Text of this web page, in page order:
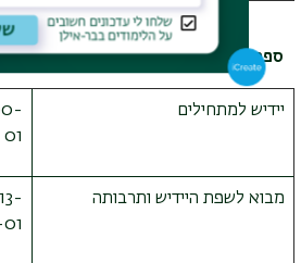
ספרות עם ישראל
יידיש למתחילים
01
מבוא לשפת היידיש ותרבותה
13-